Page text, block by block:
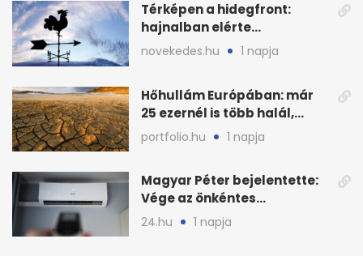
Térképen a hidegfront:
hajnalban elérte
Magyarország határát
novekedes.hu 1 napja
Hőhullám Európában: már
25 ezernél is több halál,
folytatódhat
portfolio.hu 1 napja
Magyar Péter bejelentette:
Vége az önkéntes
fogyasztáscsökkentésnek
24.hu 1 napja